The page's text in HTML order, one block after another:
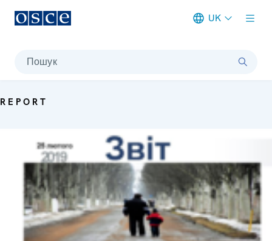
UK
Пошук
REPORT